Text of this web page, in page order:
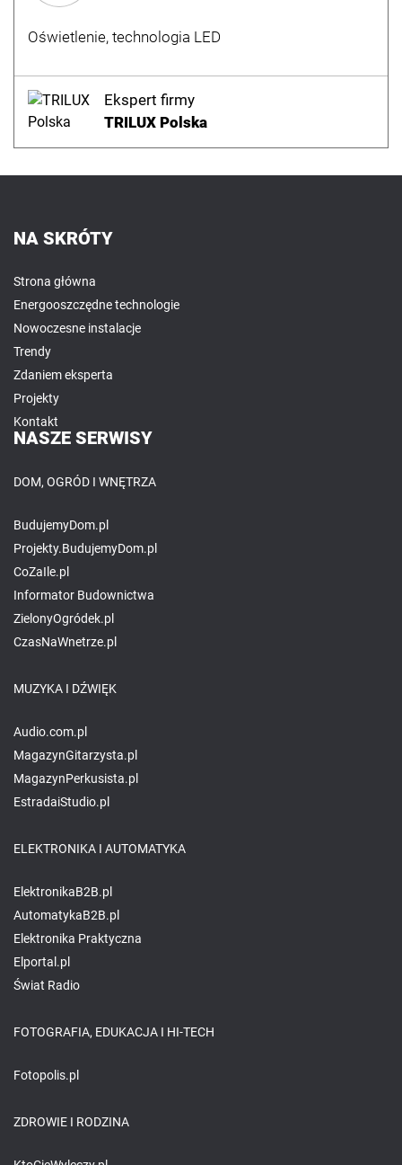
Oświetlenie, technologia LED
Ekspert firmy
TRILUX Polska
NA SKRÓTY
Strona główna
Energooszczędne technologie
Nowoczesne instalacje
Trendy
Zdaniem eksperta
Projekty
Kontakt
NASZE SERWISY
DOM, OGRÓD I WNĘTRZA
BudujemyDom.pl
Projekty.BudujemyDom.pl
CoZaIle.pl
Informator Budownictwa
ZielonyOgródek.pl
CzasNaWnetrze.pl
MUZYKA I DŹWIĘK
Audio.com.pl
MagazynGitarzysta.pl
MagazynPerkusista.pl
EstradaiStudio.pl
ELEKTRONIKA I AUTOMATYKA
ElektronikaB2B.pl
AutomatykaB2B.pl
Elektronika Praktyczna
Elportal.pl
Świat Radio
FOTOGRAFIA, EDUKACJA I HI-TECH
Fotopolis.pl
ZDROWIE I RODZINA